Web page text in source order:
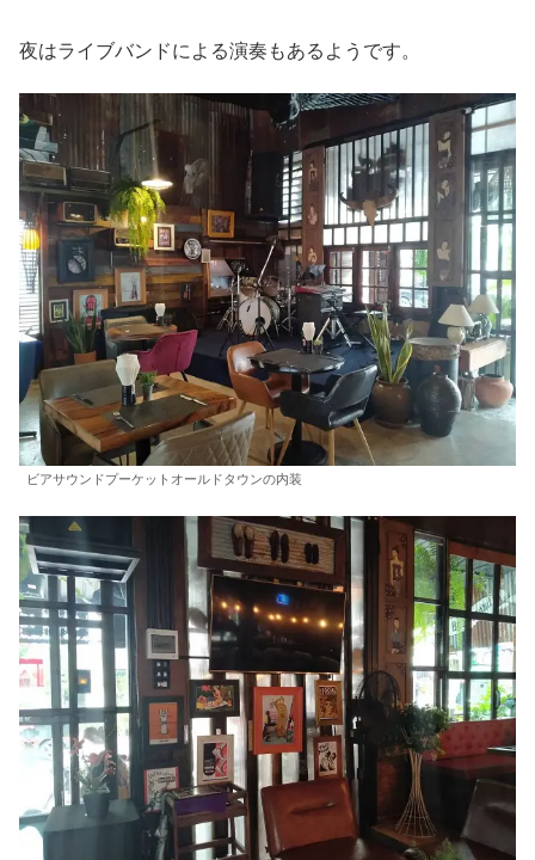
夜はライブバンドによる演奏もあるようです。
ビアサウンドプーケットオールドタウンの内装